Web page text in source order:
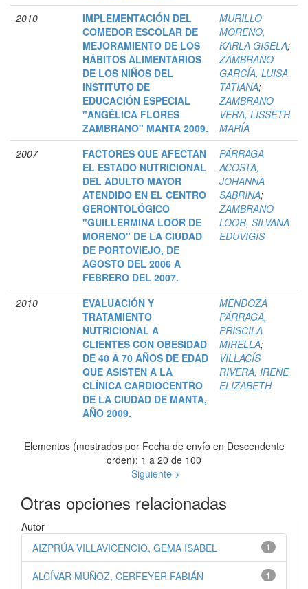
2010
IMPLEMENTACIÓN DEL
COMEDOR ESCOLAR DE
MEJORAMIENTO DE LOS
HÁBITOS ALIMENTARIOS
DE LOS NIÑOS DEL
INSTITUTO DE
EDUCACIÓN ESPECIAL
"ANGÉLICA FLORES
ZAMBRANO" MANTA 2009.
MURILLO
MORENO,
KARLA GISELA;
ZAMBRANO
GARCÍA, LUISA
TATIANA;
ZAMBRANO
VERA, LISSETH
MARÍA
2007
FACTORES QUE AFECTAN
EL ESTADO NUTRICIONAL
DEL ADULTO MAYOR
ATENDIDO EN EL CENTRO
GERONTOLÓGICO
"GUILLERMINA LOOR DE
MORENO" DE LA CIUDAD
DE PORTOVIEJO, DE
AGOSTO DEL 2006 A
FEBRERO DEL 2007.
PÁRRAGA
ACOSTA,
JOHANNA
SABRINA;
ZAMBRANO
LOOR, SILVANA
EDUVIGIS
2010
EVALUACIÓN Y
TRATAMIENTO
NUTRICIONAL A
CLIENTES CON OBESIDAD
DE 40 A 70 AÑOS DE EDAD
QUE ASISTEN A LA
CLÍNICA CARDIOCENTRO
DE LA CIUDAD DE MANTA,
AÑO 2009.
MENDOZA
PÁRRAGA,
PRISCILA
MIRELLA;
VILLACÍS
RIVERA, IRENE
ELIZABETH
Elementos (mostrados por Fecha de envío en Descendente
orden): 1 a 20 de 100
Siguiente >
Otras opciones relacionadas
Autor
1
AIZPRÚA VILLAVICENCIO, GEMA ISABEL
1
ALCÍVAR MUÑOZ, CERFEYER FABIÁN